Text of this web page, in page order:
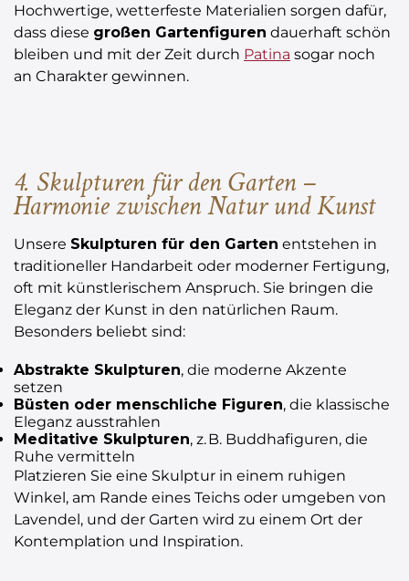
Hochwertige, wetterfeste Materialien sorgen dafür,
dass diese großen Gartenfiguren dauerhaft schön
bleiben und mit der Zeit durch Patina sogar noch
an Charakter gewinnen.
4. Skulpturenfür den Garten –
Harmonie zwischen Natur und Kunst
Unsere Skulpturen für den Garten entstehen in
traditioneller Handarbeit oder moderner Fertigung,
oft mit künstlerischem Anspruch. Sie bringen die
Eleganz der Kunst in den natürlichen Raum.
Besonders beliebt sind:
Abstrakte Skulpturen, die moderne Akzente
setzen
Büsten oder menschliche Figuren, die klassische
Eleganz ausstrahlen
Meditative Skulpturen, z. B. Buddhafiguren, die
Ruhe vermitteln
Platzieren Sie eine Skulptur in einem ruhigen
Winkel, am Rande eines Teichs oder umgeben von
Lavendel, und der Garten wird zu einem Ort der
Kontemplation und Inspiration.